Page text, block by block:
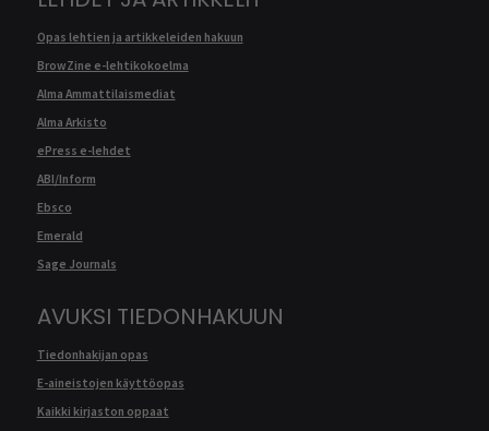
Opas lehtien ja artikkeleiden hakuun
BrowZine e-lehtikokoelma
Alma Ammattilaismediat
Alma Arkisto
ePress e-lehdet
ABI/Inform
Ebsco
Emerald
Sage Journals
AVUKSI TIEDONHAKUUN
Tiedonhakijan opas
E-aineistojen käyttöopas
Kaikki kirjaston oppaat